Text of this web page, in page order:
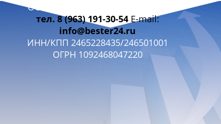
СТАНДАРТНАЯ КОМПЛЕКТАЦИЯ:
3-х кулачковый патрон Ø320 мм;
4-х кулачковый патрон Ø400 мм;
Планшайба;
Подвижный люнет;
Центральный переходной конус МТ№ 6/5;
Система подачи СОЖ в зону резания;
Регулируемый позиционный упор по оси Z;
Галогеновый станочный светильник;
ООО «БЭСТЭР 24» г. Красноярск
тел. 8 (963) 191-30-54E-mail:
info@bester24.ru
ИНН/КПП 2465228435/246501001
ОГРН 1092468047220